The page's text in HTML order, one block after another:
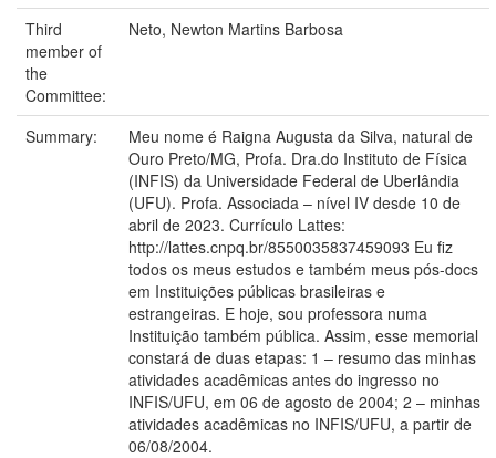
Third
member of
the
Committee:
Neto, Newton Martins Barbosa
Summary:
Meu nome é Raigna Augusta da Silva, natural de
Ouro Preto/MG, Profa. Dra.do Instituto de Física
(INFIS) da Universidade Federal de Uberlândia
(UFU). Profa. Associada – nível IV desde 10 de
abril de 2023. Currículo Lattes:
http://lattes.cnpq.br/8550035837459093 Eu fiz
todos os meus estudos e também meus pós-docs
em Instituições públicas brasileiras e
estrangeiras. E hoje, sou professora numa
Instituição também pública. Assim, esse memorial
constará de duas etapas: 1 – resumo das minhas
atividades acadêmicas antes do ingresso no
INFIS/UFU, em 06 de agosto de 2004; 2 – minhas
atividades acadêmicas no INFIS/UFU, a partir de
06/08/2004.